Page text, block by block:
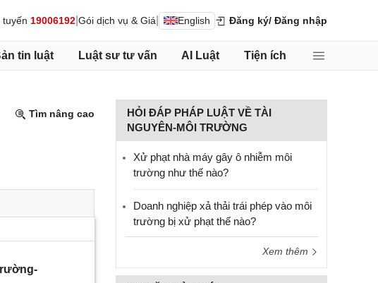
19006192 Gói dịch vụ & Giá English Đăng ký/ Đăng nhập
tin luật Luật sư tư vấn AI Luật Tiện ích
Tìm nâng cao
HỎI ĐÁP PHÁP LUẬT VỀ TÀI
NGUYÊN-MÔI TRƯỜNG
Xử phạt nhà máy gây ô nhiễm môi
trường như thế nào?
Doanh nghiệp xả thải trái phép vào môi
trường bị xử phạt thế nào?
Xem thêm